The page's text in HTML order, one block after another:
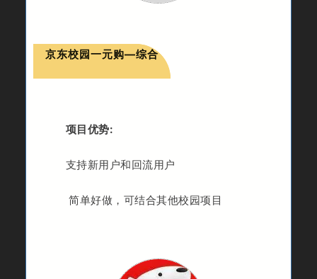
京东校园一元购—综合
项目优势:
支持新用户和回流用户
简单好做，可结合其他校园项目